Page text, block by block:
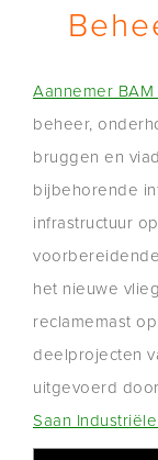
Aannemer BAM
beheer,
bruggen en
bijbehorende
infrastructuur
het nieuwe
reclamemast
deelprojecten
uitgevoerd door
Saan